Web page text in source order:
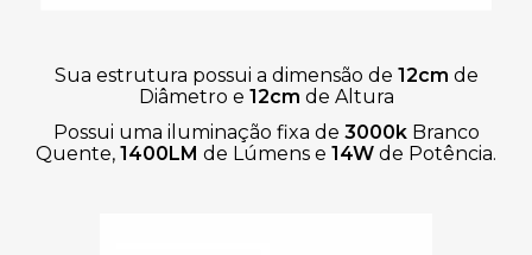
Sua estrutura possui a dimensão de 12cm de
Diâmetro e 12cm de Altura
Possui uma iluminação fixa de 3000kBranco
Quente, 1400LM de Lúmens e 14W de Potência.